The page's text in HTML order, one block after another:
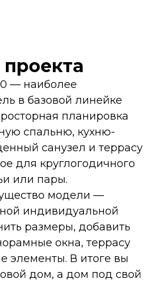
— наиболее
в базовой линейке
планировка
спальню, кухню-
санузел и террасу
для круглогодичного
или пары.
модели —
индивидуальной
размеры, добавить
окна, террасу
элементы. В итоге вы
дом, а дом под свой